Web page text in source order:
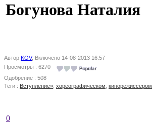
Богунова Наталия
Автор KOV, Включено 14-08-2013 16:57
Просмотры : 6270
Одобрение : 508
Теги : Вступление» хореографическом кинорежиссером
0